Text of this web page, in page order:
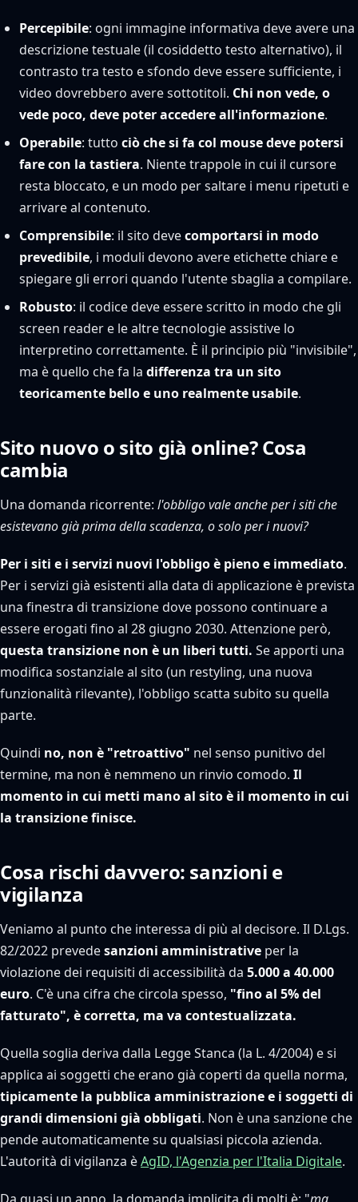
Percepibile: ogni immagine informativa deve avere una
descrizione testuale (il cosiddetto testo alternativo), il
contrasto tra testo e sfondo deve essere sufficiente, i
video dovrebbero avere sottotitoli. Chi non vede, o
vede poco, deve poter accedere all'informazione.
Operabile: tutto ciò che si fa col mouse deve potersi
fare con la tastiera. Niente trappole in cui il cursore
resta bloccato, e un modo per saltare i menu ripetuti e
arrivare al contenuto.
Comprensibile: il sito devecomportarsi in modo
prevedibile, i moduli devono avere etichette chiare e
spiegare gli errori quando l'utente sbaglia a compilare.
Robusto: il codice deve essere scritto in modo che gli
screen reader e le altre tecnologie assistive lo
interpretino correttamente. È il principio più "invisibile",
ma è quello che fa la differenza tra un sito
teoricamente bello e uno realmente usabile.
Sito nuovo o sito già online? Cosa
cambia
Una domanda ricorrente: l'obbligo vale anche per i siti che
esistevano già prima della scadenza, o solo per i nuovi?
Per i siti e i servizi nuovi l'obbligo è pieno e immediato.
Per i servizi già esistenti alla data di applicazione è prevista
una finestra di transizione dove possono continuare a
essere erogati fino al 28 giugno 2030. Attenzione però,
questa transizione non è un liberi tutti. Se apporti una
modifica sostanziale al sito (un restyling, una nuova
funzionalità rilevante), l'obbligo scatta subito su quella
parte.
Quindi no, non è "retroattivo" nel senso punitivo del
termine, ma non è nemmeno un rinvio comodo. Il
momento in cui metti mano al sito è il momento in cui
la transizione finisce.
Cosa rischi davvero: sanzioni e
vigilanza
Veniamo al punto che interessa di più al decisore. Il D.Lgs.
82/2022 prevedesanzioni amministrative per la
violazione dei requisiti di accessibilità da 5.000 a 40.000
euro. C'è una cifra che circola spesso, "fino al 5% del
fatturato", è corretta, ma va contestualizzata.
Quella soglia deriva dalla Legge Stanca (la L. 4/2004) e si
applica ai soggetti che erano già coperti da quella norma,
tipicamente la pubblica amministrazione e i soggetti di
grandi dimensioni già obbligati. Non è una sanzione che
pende automaticamente su qualsiasi piccola azienda.
L'autorità di vigilanza èAgID, l'Agenzia per l'Italia Digitale.